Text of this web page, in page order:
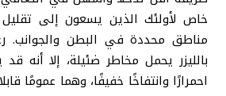
خاص لأولئك الذين يسعون إلى
مناطق محددة في البطن
بالليزر يحمل مخاطر ضئيلة، إلا أنه
احمرارًا وانتفاخًا خفيفًا، وهما عمومًا